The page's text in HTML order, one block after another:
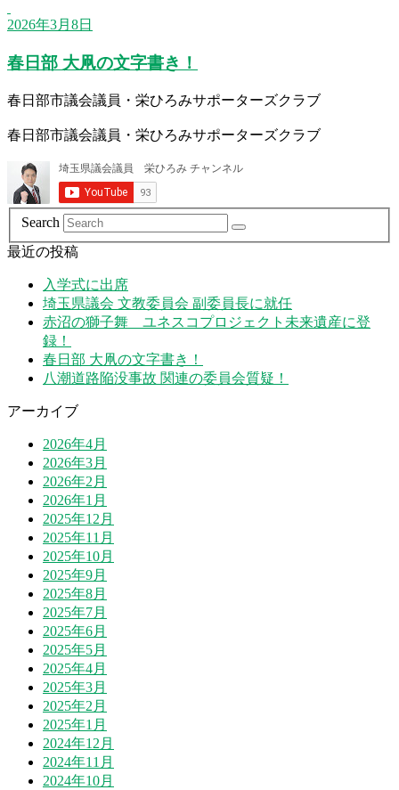
2026年3月8日
春日部 大凧の文字書き！
春日部市議会議員・栄ひろみサポーターズクラブ
春日部市議会議員・栄ひろみサポーターズクラブ
Search
最近の投稿
入学式に出席
埼玉県議会 文教委員会 副委員長に就任
赤沼の獅子舞 ユネスコプロジェクト未来遺産に登
録！
春日部 大凧の文字書き！
八潮道路陥没事故 関連の委員会質疑！
アーカイブ
2026年4月
2026年3月
2026年2月
2026年1月
2025年12月
2025年11月
2025年10月
2025年9月
2025年8月
2025年7月
2025年6月
2025年5月
2025年4月
2025年3月
2025年2月
2025年1月
2024年12月
2024年11月
2024年10月